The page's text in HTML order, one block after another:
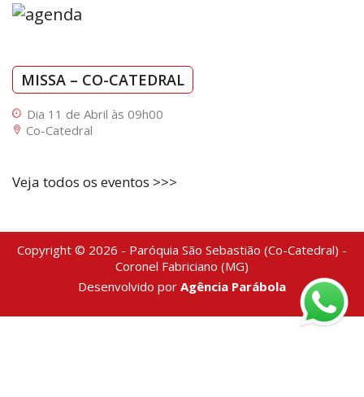
MISSA – CO-CATEDRAL
Dia 11 de Abril às 09h00
Co-Catedral
Veja todos os eventos >>>
Copyright © 2026 - Paróquia São Sebastião (Co-Catedral) -
Coronel Fabriciano (MG)
Desenvolvido por Agência Parábola